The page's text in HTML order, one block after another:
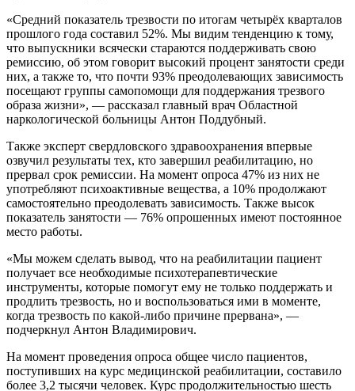
«Средний показатель трезвости по итогам четырёх кварталов
прошлого года составил 52%. Мы видим тенденцию к тому,
что выпускники всячески стараются поддерживать свою
ремиссию, об этом говорит высокий процент занятости среди
них, а также то, что почти 93% преодолевающих зависимость
посещают группы самопомощи для поддержания трезвого
образа жизни», — рассказал главный врач Областной
наркологической больницы Антон Поддубный.
Также эксперт свердловского здравоохранения впервые
озвучил результаты тех, кто завершил реабилитацию, но
прервал срок ремиссии. На момент опроса 47% из них не
употребляют психоактивные вещества, а 10% продолжают
самостоятельно преодолевать зависимость. Также высок
показатель занятости — 76% опрошенных имеют постоянное
место работы.
«Мы можем сделать вывод, что на реабилитации пациент
получает все необходимые психотерапевтические
инструменты, которые помогут ему не только поддержать и
продлить трезвость, но и воспользоваться ими в моменте,
когда трезвость по какой-либо причине прервана», —
подчеркнул Антон Владимирович.
На момент проведения опроса общее число пациентов,
поступивших на курс медицинской реабилитации, составило
более 3,2 тысячи человек. Курс продолжительностью шесть